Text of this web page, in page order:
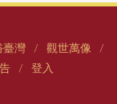
臺灣 / 觀世萬像 /
/ 登入